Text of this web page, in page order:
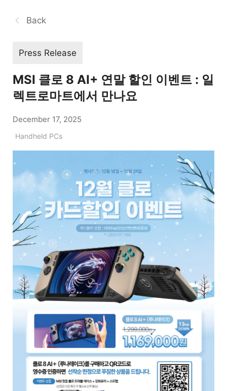
Back
Press Release
MSI 클로 8 AI+ 연말 할인 이벤트 : 일
렉트로마트에서 만나요
December 17, 2025
Handheld PCs